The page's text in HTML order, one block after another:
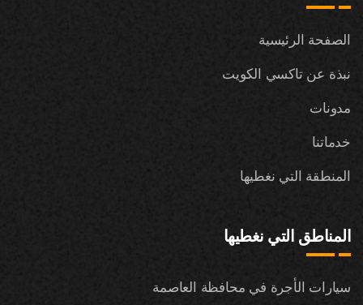
الصفحة الرئيسية
نبذة عن تاكسي الكويت
مدونات
خدماتنا
المنطقة التي نغطيها
المناطق التي نغطيها
سيارات الأجرة في محافظة العاصمة